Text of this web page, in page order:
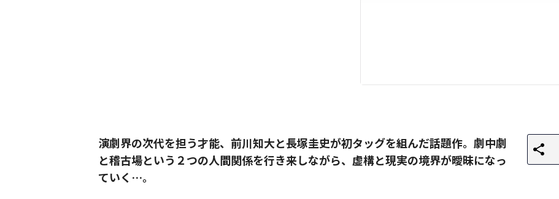
演劇界の次代を担う才能、前川知大と長塚圭史が初タッグを組んだ話題作。劇中劇
と稽古場という２つの人間関係を行き来しながら、虚構と現実の境界が曖昧になっ
ていく…。